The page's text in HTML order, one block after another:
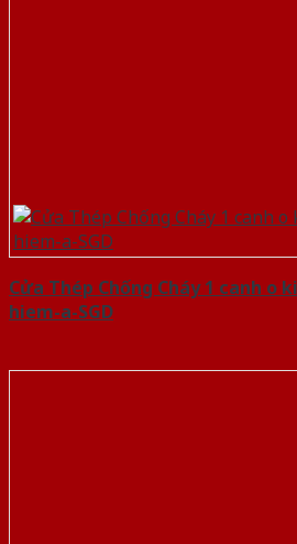
Cửa Thép Chống Cháy 1 canh o
hiem-a-SGD